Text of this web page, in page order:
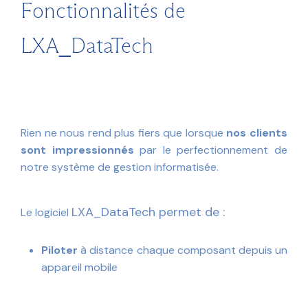
Fonctionnalités de
LXA_DataTech
Rien ne nous rend plus fiers que lorsque nos clients
sont impressionnéspar le perfectionnement de
notre système de gestion informatisée.
Le logiciel LXA_DataTech permet de :
Piloter à distance chaque composant depuis un
appareil mobile